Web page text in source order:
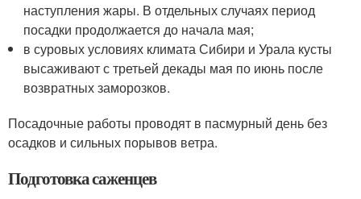
наступления жары. В отдельных случаях период
посадки продолжается до начала мая;
в суровых условиях климата Сибири и Урала кусты
высаживают с третьей декады мая по июнь после
возвратных заморозков.
Посадочные работы проводят в пасмурный день без
осадков и сильных порывов ветра.
Подготовка саженцев